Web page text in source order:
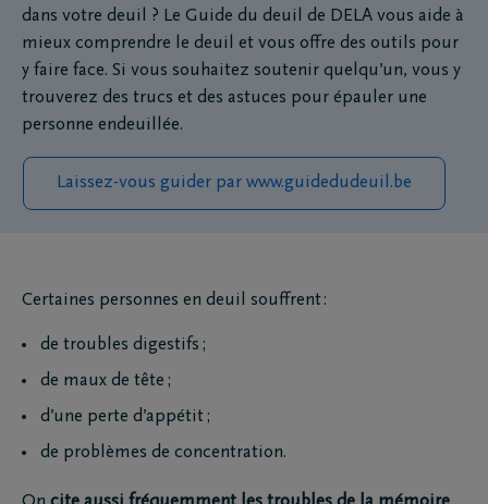
dans votre deuil ? Le Guide du deuil de DELA vous aide à
mieux comprendre le deuil et vous offre des outils pour
y faire face. Si vous souhaitez soutenir quelqu’un, vous y
trouverez des trucs et des astuces pour épauler une
personne endeuillée.
Laissez-vous guider par www.guidedudeuil.be
Certaines personnes en deuil souffrent :
de troubles digestifs ;
de maux de tête ;
d’une perte d’appétit ;
de problèmes de concentration.